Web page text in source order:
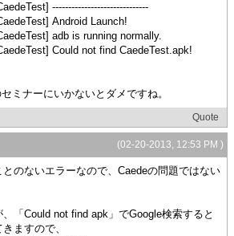
------------------------------
Android Launch!
adb is running normally.
Could not find CaedeTest.apk!
ミナーにいかないとダメですね。
Quote
(02-20-2013, 12:53 PM )
のないエラーなので、Caedeの問題ではない
「Could not find apk」でGoogle検索すると
ますので、